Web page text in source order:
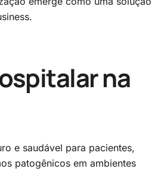
na
e saudável para pacientes,
patogênicos em ambientes